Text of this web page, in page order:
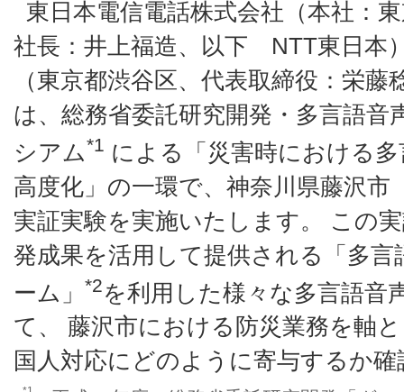
東日本電信電話株式会社（本社：
社長：井上福造、以下 NTT東日本
（東京都渋谷区、代表取締役：栄
は、総務省委託研究開発・多言語音
シアム*1 による「災害時における
高度化」の一環で、神奈川県藤沢市
実証実験を実施いたします。 この
発成果を活用して提供される「多
ーム」 *2を利用した様々な多言語音
て、 藤沢市における防災業務を軸
国人対応にどのように寄与するか